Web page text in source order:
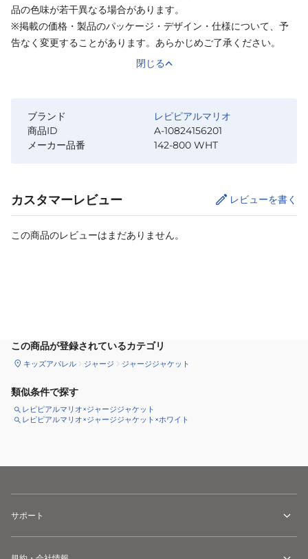
品の色味が若干異なる場合があります。
※掲載の価格・製品のパッケージ・デザイン・仕様について、予
告なく変更することがあります。あらかじめご了承ください。
閉じる
ブランド
レピピアルマリオ
商品ID
A-10824156201
メーカー品番
142-800 WHT
カスタマーレビュー レビューを書く
この商品のレビューはまだありません。
この商品が登録されているカテゴリ
キッズアパレル ジャージ ジャージジャケット
類似条件で探す
レピピアルマリオ×ジャージジャケット
レピピアルマリオ×ジャージジャケット×ホワイト
サポート